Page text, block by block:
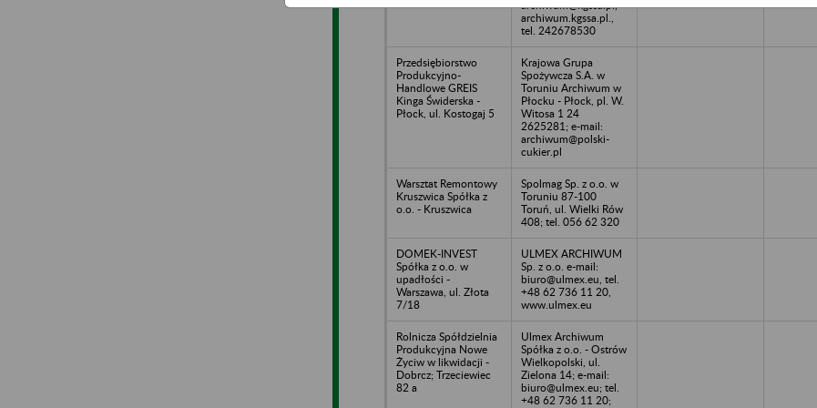
archiwum@kgssa.pl,
archiwum.kgssa.pl.,
tel. 242678530
Przedsiębiorstwo
Produkcyjno-
Handlowe GREIS
Kinga Świderska -
Płock, ul. Kostogaj 5
Krajowa Grupa
Spożywcza S.A. w
Toruniu Archiwum w
Płocku - Płock, pl. W.
Witosa 1 24
2625281; e-mail:
archiwum@polski-
cukier.pl
Warsztat Remontowy
Kruszwica Spółka z
o.o. - Kruszwica
Spolmag Sp. z o.o. w
Toruniu 87-100
Toruń, ul. Wielki Rów
408; tel. 056 62 320
DOMEK-INVEST
Spółka z o.o. w
upadłości -
Warszawa, ul. Złota
7/18
ULMEX ARCHIWUM
Sp. z o.o. e-mail:
biuro@ulmex.eu, tel.
+48 62 736 11 20,
www.ulmex.eu
Rolnicza Spółdzielnia
Produkcyjna Nowe
Życiw w likwidacji -
Dobrcz; Trzeciewiec
82 a
Ulmex Archiwum
Spółka z o.o. - Ostrów
Wielkopolski, ul.
Zielona 14; e-mail:
biuro@ulmex.eu; tel.
+48 62 736 11 20;